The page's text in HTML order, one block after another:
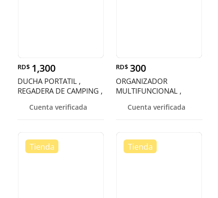
RD$ 1,300
DUCHA PORTATIL ,
REGADERA DE CAMPING ,
Cuenta verificada
RD$ 300
ORGANIZADOR
MULTIFUNCIONAL ,
Cuenta verificada